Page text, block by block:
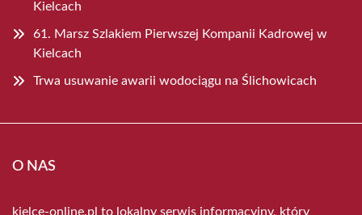
Kielcach
61. Marsz Szlakiem Pierwszej Kompanii Kadrowej w
Kielcach
Trwa usuwanie awarii wodociągu na Ślichowicach
O NAS
kielce-online.pl to lokalny serwis informacyjny, który